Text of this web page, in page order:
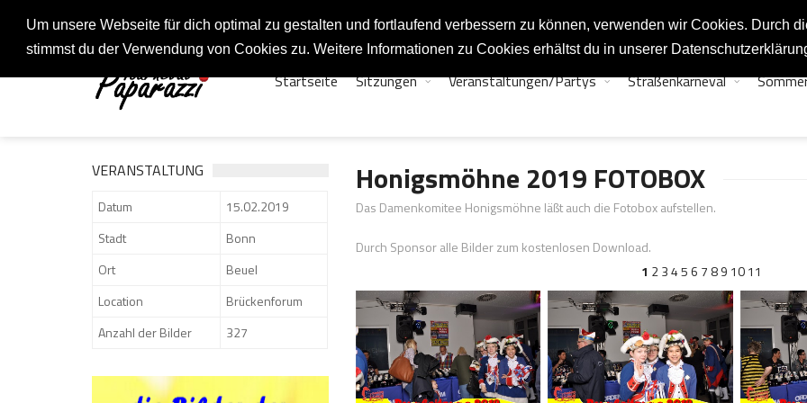
Um unsere Webseite für dich optimal zu gestalten und fortlaufend verbessern zu können, verwenden wir Cookies. Durch
stimmst du der Verwendung von Cookies zu. Weitere Informationen zu Cookies erhältst du in unserer
Fotos rund um den Fastelovend
Startseite Sitzungen Veranstaltungen/Partys Straßenkarneval
VERANSTALTUNG
Datum
15.02.2019
Stadt
Bonn
Ort
Beuel
Location
Brückenforum
Anzahl der Bilder
327
Honigsmöhne 2019 FOTOBOX
Das Damenkomitee Honigsmöhne läßt auch die Fotobox aufstellen.
Durch Sponsor alle Bilder zum kostenlosen Download.
1 23 45 6 7 89 1011